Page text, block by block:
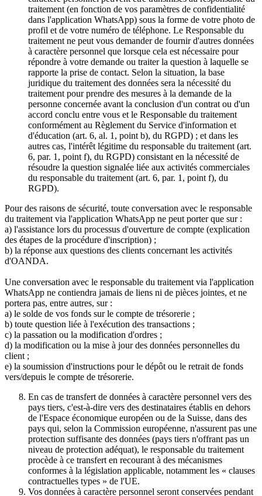
traitement (en fonction de vos paramètres de confidentialité
dans l'application WhatsApp) sous la forme de votre photo de
profil et de votre numéro de téléphone. Le Responsable du
traitement ne peut vous demander de fournir d'autres données
à caractère personnel que lorsque cela est nécessaire pour
répondre à votre demande ou traiter la question à laquelle se
rapporte la prise de contact. Selon la situation, la base
juridique du traitement des données sera la nécessité du
traitement pour prendre des mesures à la demande de la
personne concernée avant la conclusion d'un contrat ou d'un
accord conclu entre vous et le Responsable du traitement
conformément au Règlement du Service d'information et
d'éducation (art. 6, al. 1, point b), du RGPD) ; et dans les
autres cas, l'intérêt légitime du responsable du traitement (art.
6, par. 1, point f), du RGPD) consistant en la nécessité de
résoudre la question signalée liée aux activités commerciales
du responsable du traitement (art. 6, par. 1, point f), du
RGPD).
Pour des raisons de sécurité, toute conversation avec le responsable
du traitement via l'application WhatsApp ne peut porter que sur :
a) l'assistance lors du processus d'ouverture de compte (explication
des étapes de la procédure d'inscription) ;
b) la réponse aux questions des clients concernant les activités
d'OANDA.
Une conversation avec le responsable du traitement via l'application
WhatsApp ne contiendra jamais de liens ni de pièces jointes, et ne
portera pas, entre autres, sur :
a) le solde de vos fonds sur le compte de trésorerie ;
b) toute question liée à l'exécution des transactions ;
c) la passation ou la modification d'ordres ;
d) la modification ou la mise à jour des données personnelles du
client ;
e) la soumission d'instructions pour le dépôt ou le retrait de fonds
vers/depuis le compte de trésorerie.
En cas de transfert de données à caractère personnel vers des
pays tiers, c'est-à-dire vers des destinataires établis en dehors
de l'Espace économique européen ou de la Suisse, dans des
pays qui, selon la Commission européenne, n'assurent pas une
protection suffisante des données (pays tiers n'offrant pas un
niveau de protection adéquat), le responsable du traitement
procède à ce transfert en recourant à des mécanismes
conformes à la législation applicable, notamment les « clauses
contractuelles types » de l'UE.
Vos données à caractère personnel seront conservées pendant